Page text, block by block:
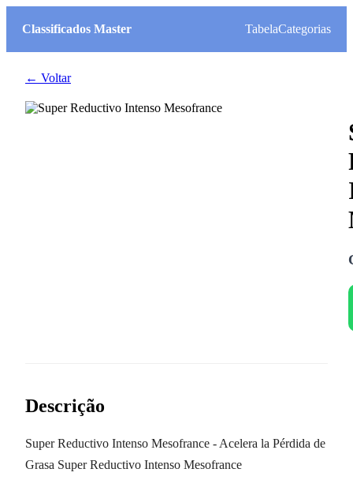
Classificados Master TabelaCategorias
← Voltar
Descrição
Super Reductivo Intenso Mesofrance - Acelera la Pérdida de
Grasa Super Reductivo Intenso Mesofrance